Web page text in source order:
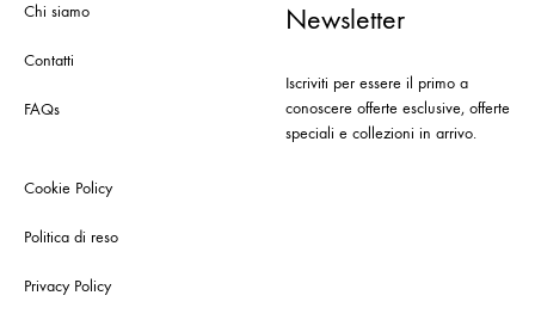
Chi siamo
Contatti
FAQs
Cookie Policy
Politica di reso
Privacy Policy
Newsletter
Iscriviti per essere il primo a
conoscere offerte esclusive, offerte
speciali e collezioni in arrivo.